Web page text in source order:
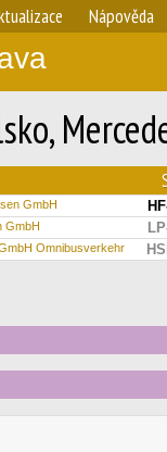
Nápověda
GmbH
GmbH
Omnibusverkehr